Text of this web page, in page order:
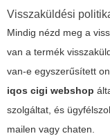
Visszaküldési
Mindig nézd meg a
van a termék
van-e egyszerűsített
iqos cigi webshop
szolgáltat, és
mailen vagy chaten.